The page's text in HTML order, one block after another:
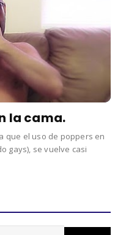
la cama.
que el uso de poppers en
gays), se vuelve casi